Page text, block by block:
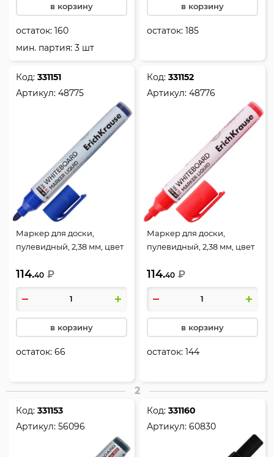
в корзину
остаток:160
мин. партия: 3 шт
в корзину
остаток:185
Код:331151
Артикул:48775
Маркер для доски,
пулевидный, 2,38 мм, цвет
картонная коробка, LW-
600, Erich Krause, 48775
114.40 ₽
в корзину
остаток:66
Код:331152
Артикул:48776
Маркер для доски,
пулевидный, 2,38 мм, цвет
картонная коробка, LW-
600, Erich Krause, 48776
114.40 ₽
в корзину
остаток:144
2
Код:331153
Артикул:56096
Код:331160
Артикул:60830